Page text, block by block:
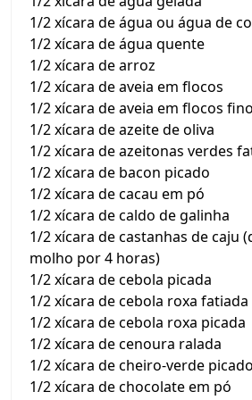
1/2 xícara de água ou água de
1/2 xícara de água quente
1/2 xícara de arroz
1/2 xícara de aveia em flocos
1/2 xícara de aveia em flocos
1/2 xícara de azeite de oliva
1/2 xícara de azeitonas verdes
1/2 xícara de bacon picado
1/2 xícara de cacau em pó
1/2 xícara de caldo de galinha
1/2 xícara de castanhas de caju
molho por 4 horas)
1/2 xícara de cebola picada
1/2 xícara de cebola roxa fatiada
1/2 xícara de cebola roxa picada
1/2 xícara de cenoura ralada
1/2 xícara de cheiro-verde picado
1/2 xícara de chocolate em pó